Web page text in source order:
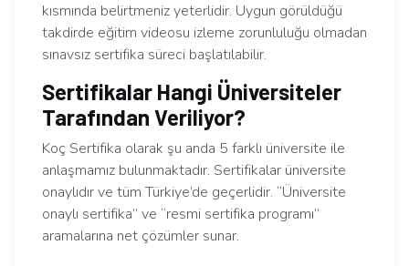
kısmında belirtmeniz yeterlidir. Uygun görüldüğü
takdirde eğitim videosu izleme zorunluluğu olmadan
sınavsız sertifika süreci başlatılabilir.
Sertifikalar Hangi Üniversiteler
Tarafından Veriliyor?
Koç Sertifika olarak şu anda 5 farklı üniversite ile
anlaşmamız bulunmaktadır. Sertifikalar üniversite
onaylıdır ve tüm Türkiye’de geçerlidir. “Üniversite
onaylı sertifika” ve “resmi sertifika programı”
aramalarına net çözümler sunar.